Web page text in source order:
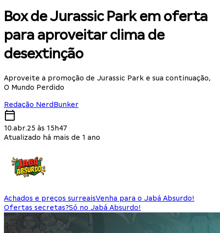
Box de Jurassic Park em oferta
para aproveitar clima de
desextinção
Aproveite a promoção de Jurassic Park e sua continuação,
O Mundo Perdido
Redação NerdBunker
10.abr.25 às 15h47
Atualizado há mais de 1 ano
Achados e preços surreaisVenha para o Jabá Absurdo!
Ofertas secretas?Só no Jabá Absurdo!